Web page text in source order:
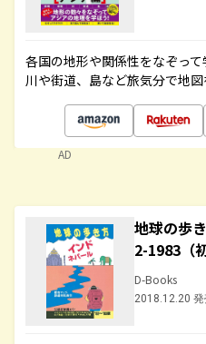
各国の地形や関係性をなぞって
川や街道、島など旅気分で地
AD
地球の歩
2-1983（
D-Books
2018.12.20